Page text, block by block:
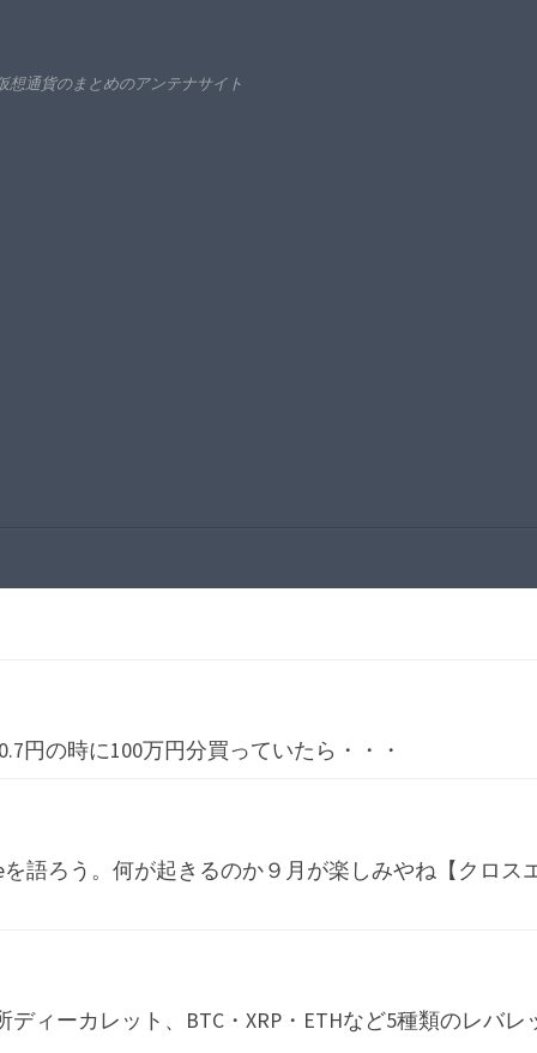
想通貨のまとめのアンテナサイト
円の時に100万円分買っていたら・・・
を語ろう。何が起きるのか９月が楽しみやね【クロス
ディーカレット、BTC・XRP・ETHなど5種類のレバレ